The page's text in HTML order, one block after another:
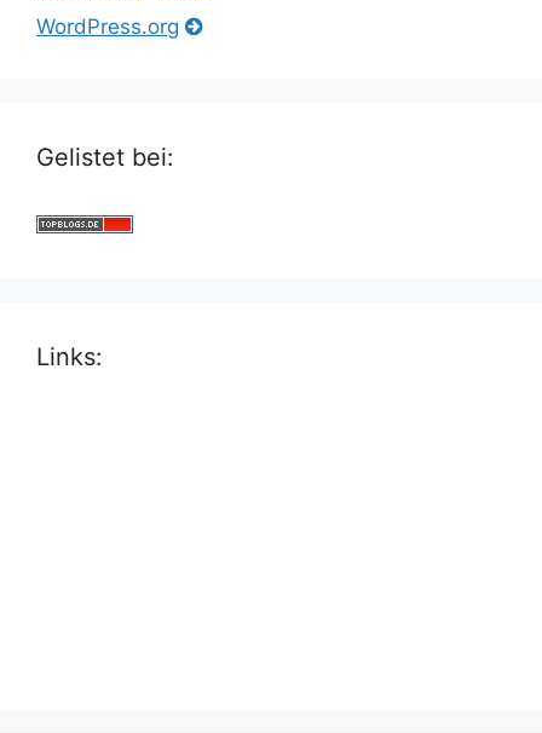
WordPress.org
Gelistet bei:
Links: